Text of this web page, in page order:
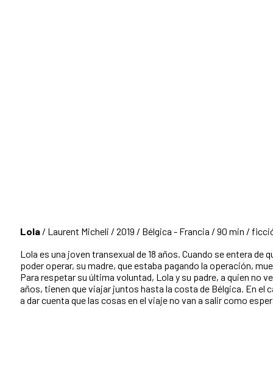
Lola / Laurent Micheli / 2019 / Bélgica - Francia / 90 min /
Lola es una joven transexual de 18 años. Cuando se entera de
poder operar, su madre, que estaba pagando la operación,
Para respetar su última voluntad, Lola y su padre, a quien no
años, tienen que viajar juntos hasta la costa de Bélgica. En el
a dar cuenta que las cosas en el viaje no van a salir como